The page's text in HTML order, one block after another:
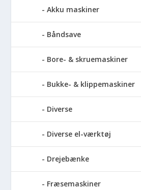
Akku maskiner
Båndsave
Bore- & skruemaskiner
Bukke- & klippemaskiner
Diverse
Diverse el-værktøj
Drejebænke
Fræsemaskiner